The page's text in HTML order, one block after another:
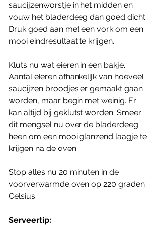
saucijzenworstje in het midden en
vouw het bladerdeeg dan goed dicht.
Druk goed aan met een vork om een
mooi eindresultaat te krijgen.
Kluts nu wat eieren in een bakje.
Aantal eieren afhankelijk van hoeveel
saucijzen broodjes er gemaakt gaan
worden, maar begin met weinig. Er
kan altijd bij geklutst worden. Smeer
dit mengsel nu over de bladerdeeg
heen om een mooi glanzend laagje te
krijgen na de oven.
Stop alles nu 20 minuten in de
voorverwarmde oven op 220 graden
Celsius.
Serveertip: